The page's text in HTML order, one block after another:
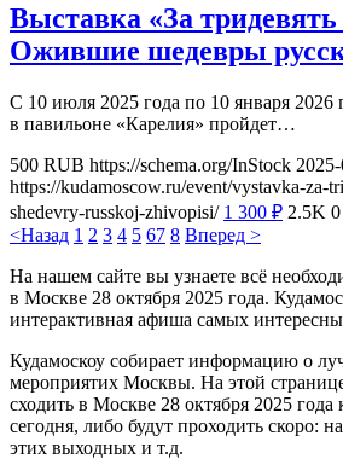
Выставка «За тридевять
Ожившие шедевры
С 10 июля 2025 года по 10 января
в павильоне «Карелия» пройдет…
500 RUB https://schema.org/InStock
https://kudamoscow.ru/event/vystavka-za-
shedevry-russkoj-zhivopisi/ 1 300 ₽ 2.5K 0
<Назад 1 2 3 4 5 67 8 Вперед >
На нашем сайте вы узнаете всё
в Москве 28 октября 2025 года.
интерактивная афиша самых
Кудамоскоу собирает информацию о
мероприятих Москвы. На этой
сходить в Москве 28 октября 2025 года
сегодня, либо будут проходить скоро:
этих выходных и т.д.